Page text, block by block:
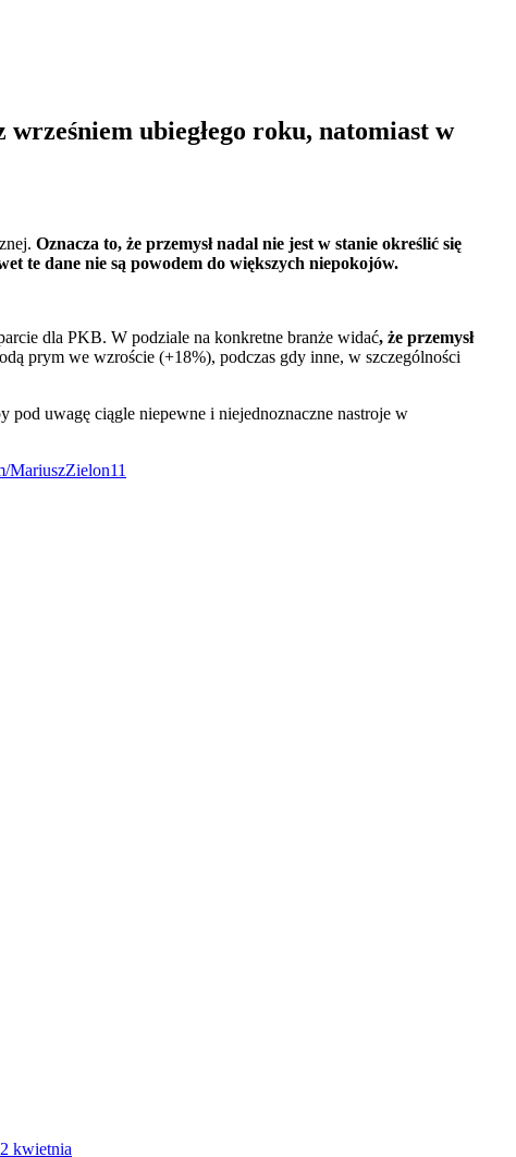
ubiegłego roku, natomiast w
Oznacza to, że przemysł nadal nie jest w stanie określić się
te dane nie są powodem do większych niepokojów.
dla PKB. W podziale na konkretne branże widać, że przemysł
prym we wzroście (+18%), podczas gdy inne, w szczególności
pod uwagę ciągle niepewne i niejednoznaczne nastroje w
MariuszZielon11
kwietnia